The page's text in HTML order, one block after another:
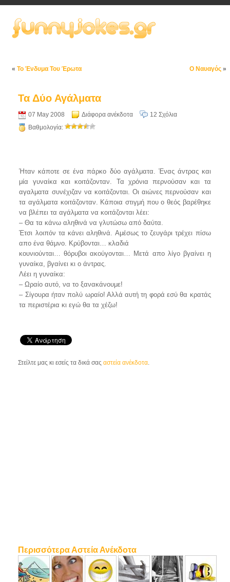
« Το Ένδυμα Του Έρωτα Ο Ναυαγός »
Τα Δύο Αγάλματα
07 May 2008 Διάφορα ανέκδοτα
12 Σχόλια
Βαθμολογία:
Ήταν κάποτε σε ένα πάρκο δύο αγάλματα. Ένας άντρας και
μία γυναίκα και κοιτάζονταν. Τα χρόνια περνούσαν και τα
αγαλματα συνέχιζαν να κοιτάζονται. Οι αιώνες περνούσαν και
τα αγάλματα κοιτάζονταν. Κάποια στιγμή που ο θεός βαρέθηκε
να βλέπει τα αγάλματα να κοιτάζονται λέει:
– Θα τα κάνω αληθινά να γλυτώσω από δαύτα.
Έτσι λοιπόν τα κάνει αληθινά. Αμέσως το ζευγάρι τρέχει πίσω
απο ένα θάμνο. Κρύβονται… κλαδιά
κουνιούνται… θόρυβοι ακούγονται… Μετά απο λίγο βγαίνει η
γυναίκα, βγαίνει κι ο άντρας.
Λέει η γυναίκα:
– Ωραίο αυτό, να το ξανακάνουμε!
– Σίγουρα ήταν πολύ ωραίο! Αλλά αυτή τη φορά εσύ θα κρατάς
τα περιστέρια κι εγώ θα τα χέζω!
Στείλτε μας κι εσείς τα δικά σαςαστεία ανέκδοτα.
Περισσότερα Αστεία Ανέκδοτα